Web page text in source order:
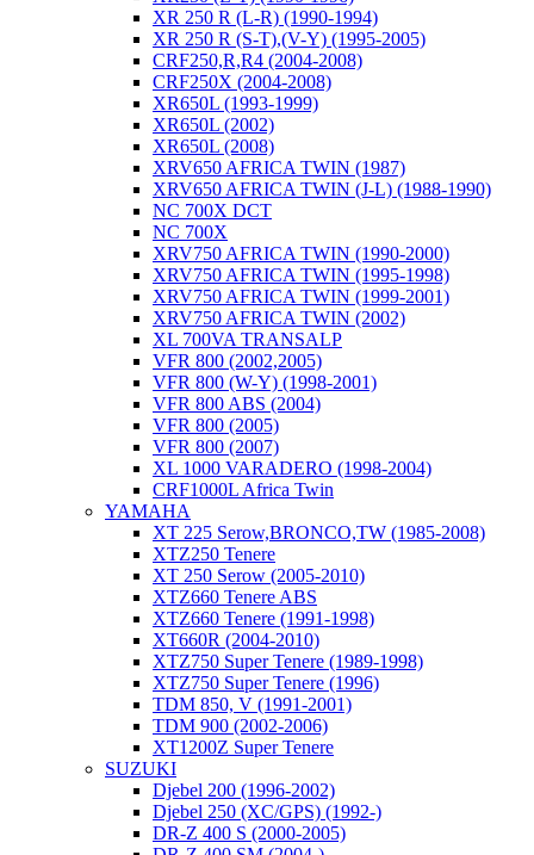
XR 250 R (L-R) (1990-1994)
XR 250 R (S-T),(V-Y) (1995-2005)
CRF250,R,R4 (2004-2008)
CRF250X (2004-2008)
XR650L (1993-1999)
XR650L (2002)
XR650L (2008)
XRV650 AFRICA TWIN (1987)
XRV650 AFRICA TWIN (J-L) (1988-1990)
NC 700X DCT
NC 700X
XRV750 AFRICA TWIN (1990-2000)
XRV750 AFRICA TWIN (1995-1998)
XRV750 AFRICA TWIN (1999-2001)
XRV750 AFRICA TWIN (2002)
XL 700VA TRANSALP
VFR 800 (2002,2005)
VFR 800 (W-Y) (1998-2001)
VFR 800 ABS (2004)
VFR 800 (2005)
VFR 800 (2007)
XL 1000 VARADERO (1998-2004)
CRF1000L Africa Twin
YAMAHA
XT 225 Serow,BRONCO,TW (1985-2008)
XTZ250 Tenere
XT 250 Serow (2005-2010)
XTZ660 Tenere ABS
XTZ660 Tenere (1991-1998)
XT660R (2004-2010)
XTZ750 Super Tenere (1989-1998)
XTZ750 Super Tenere (1996)
TDM 850, V (1991-2001)
TDM 900 (2002-2006)
XT1200Z Super Tenere
SUZUKI
Djebel 200 (1996-2002)
Djebel 250 (XC/GPS) (1992-)
DR-Z 400 S (2000-2005)